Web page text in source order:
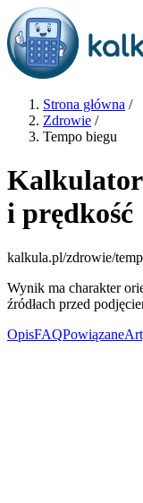
Strona główna /
Zdrowie /
Tempo biegu
Kalkulator
i prędkość
kalkula.pl/zdrowie/
Wynik ma charakter
źródłach przed
OpisFAQPowiązane